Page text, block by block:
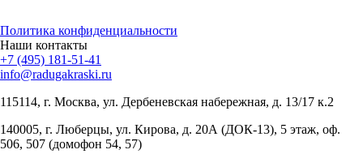
Политика конфиденциальности
Наши контакты
+7 (495) 181-51-41
info@radugakraski.ru
115114, г. Москва, ул. Дербеневская набережная, д. 13/17 к.2
140005, г. Люберцы, ул. Кирова, д. 20А (ДОК-13), 5 этаж, оф.
506, 507 (домофон 54, 57)